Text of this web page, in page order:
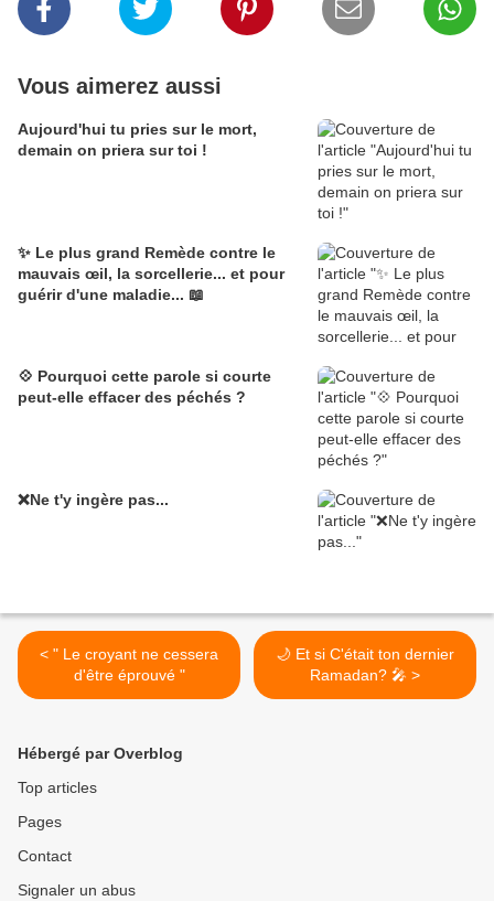
Vous aimerez aussi
Aujourd'hui tu pries sur le mort,
demain on priera sur toi !
✨ Le plus grand Remède contre le
mauvais œil, la sorcellerie... et pour
guérir d'une maladie... 📖
💠 Pourquoi cette parole si courte
peut-elle effacer des péchés ?
❌Ne t'y ingère pas...
< " Le croyant ne cessera
d'être éprouvé "
🌙 Et si C'était ton dernier
Ramadan? 🎤 >
Hébergé par Overblog
Top articles
Pages
Contact
Signaler un abus